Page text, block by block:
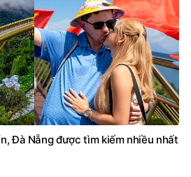
Đà Nẵng được tìm kiếm nhiều nhất